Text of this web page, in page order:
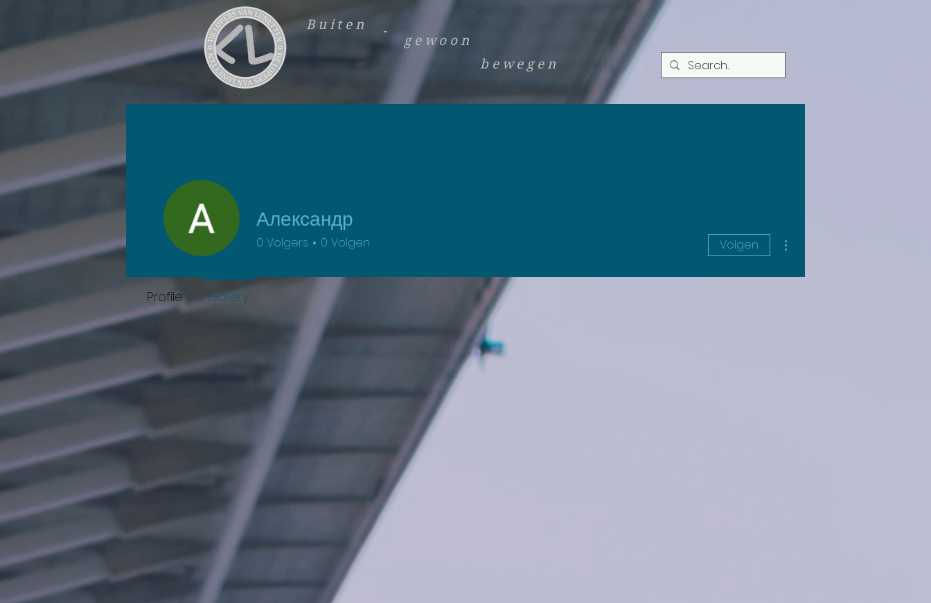
gewoon
Buiten
bewegen
-
Александр
0 Volgers 0 Volgen Volgen
Profile Gallery